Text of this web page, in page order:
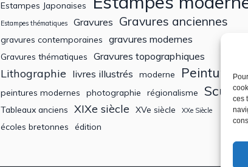
ces
Estampes Japonaises
Estampes thématiques Gravures Gravures anciennes
gravures contemporaines gravures modernes
Gravures thématiques Gravures topographiques
Lithographie livres illustrés moderne Peintures
peintures modernes photographie régionalisme
Tableaux anciens XIXe siècle XVe siècle XXe Siècle
écoles bretonnes édition